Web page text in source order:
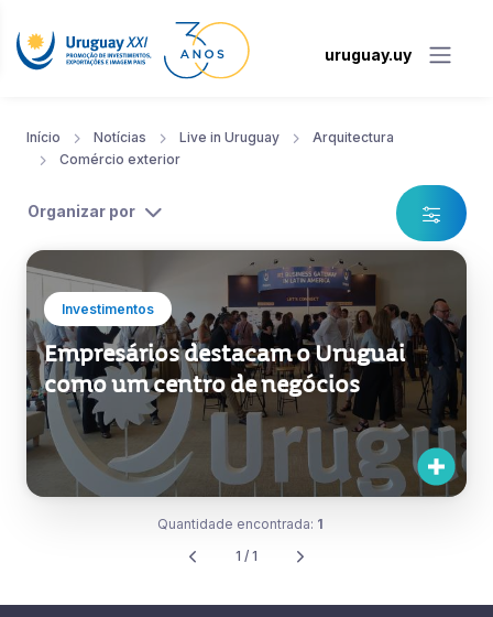
uruguay.uy
Início Notícias Live in Uruguay
Arquitectura
Comércio exterior
Organizar por
Investimentos
Empresários destacam o Uruguai
como um centro de negócios
Quantidade encontrada: 1
1 / 1